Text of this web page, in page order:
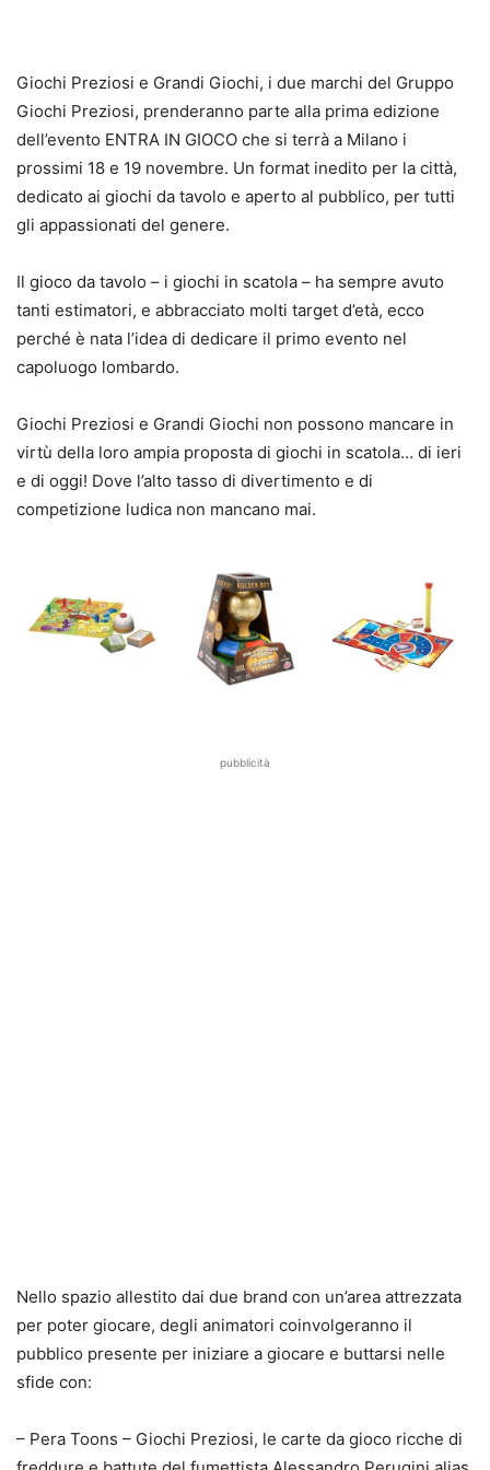
Giochi Preziosi e Grandi Giochi, i due marchi del Gruppo
Giochi Preziosi, prenderanno parte alla prima edizione
dell’evento ENTRA IN GIOCO che si terrà a Milano i
prossimi 18 e 19 novembre. Un format inedito per la città,
dedicato ai giochi da tavolo e aperto al pubblico, per tutti
gli appassionati del genere.
Il gioco da tavolo – i giochi in scatola – ha sempre avuto
tanti estimatori, e abbracciato molti target d’età, ecco
perché è nata l’idea di dedicare il primo evento nel
capoluogo lombardo.
Giochi Preziosi e Grandi Giochi non possono mancare in
virtù della loro ampia proposta di giochi in scatola… di ieri
e di oggi! Dove l’alto tasso di divertimento e di
competizione ludica non mancano mai.
pubblicità
Nello spazio allestito dai due brand con un’area attrezzata
per poter giocare, degli animatori coinvolgeranno il
pubblico presente per iniziare a giocare e buttarsi nelle
sfide con:
– Pera Toons – Giochi Preziosi, le carte da gioco ricche di